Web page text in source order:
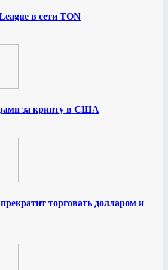
в сети TON
за крипту в США
торговать долларом и